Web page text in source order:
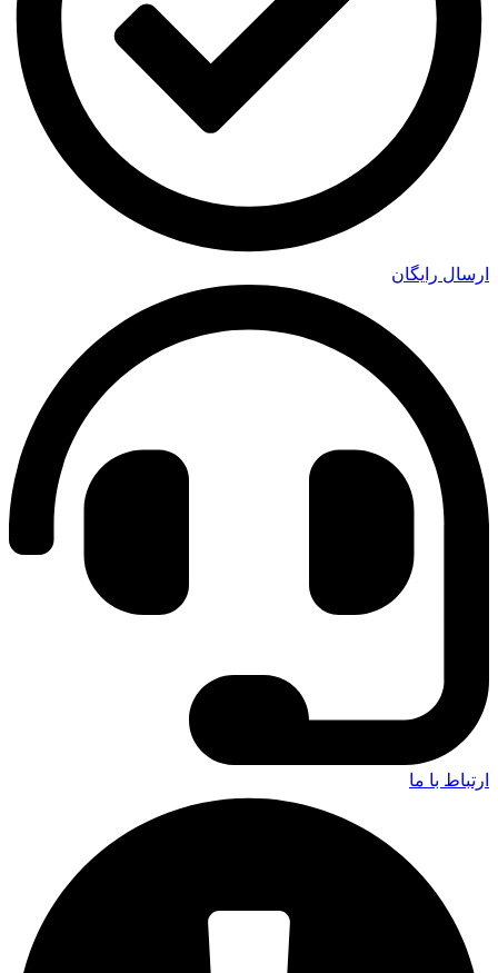
ارسال رایگان
ارتباط با ما